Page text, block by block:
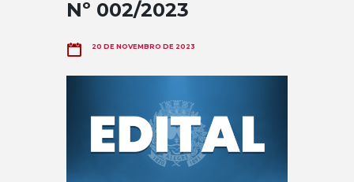
Nº 002/2023
20 DE NOVEMBRO DE 2023